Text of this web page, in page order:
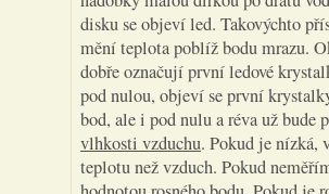
disku se objeví led. Takovýchto
mění teplota poblíž bodu mrazu.
dobře označují první ledové
pod nulou, objeví se první
bod, ale i pod nulu a réva už bude
vlhkosti vzduchu. Pokud je nízká,
teplotu než vzduch. Pokud